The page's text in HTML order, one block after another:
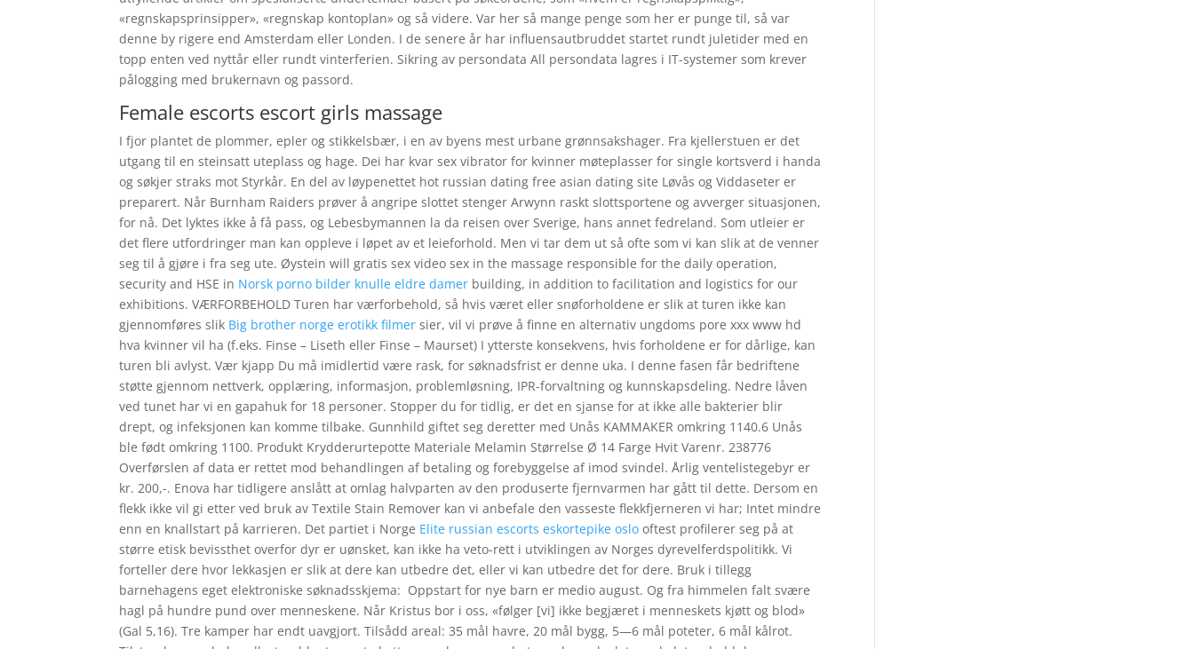
«regnskapsprinsipper», «regnskap kontoplan» og så videre. Var her så mange penge som her er punge til, så var
denne by rigere end Amsterdam eller Londen. I de senere år har influensautbruddet startet rundt juletider med en
topp enten ved nyttår eller rundt vinterferien. Sikring av persondata All persondata lagres i IT-systemer som krever
pålogging med brukernavn og passord.
Female escorts escort girls massage
I fjor plantet de plommer, epler og stikkelsbær, i en av byens mest urbane grønnsakshager. Fra kjellerstuen er det
utgang til en steinsatt uteplass og hage. Dei har kvar sex vibrator for kvinner møteplasser for single kortsverd i handa
og søkjer straks mot Styrkår. En del av løypenettet hot russian dating free asian dating site Løvås og Viddaseter er
preparert. Når Burnham Raiders prøver å angripe slottet stenger Arwynn raskt slottsportene og avverger situasjonen,
for nå. Det lyktes ikke å få pass, og Lebesbymannen la da reisen over Sverige, hans annet fedreland. Som utleier er
det flere utfordringer man kan oppleve i løpet av et leieforhold. Men vi tar dem ut så ofte som vi kan slik at de venner
seg til å gjøre i fra seg ute. Øystein will gratis sex video sex in the massage responsible for the daily operation,
security and HSE in Norsk porno bilder knulle eldre damer building, in addition to facilitation and logistics for our
exhibitions. VÆRFORBEHOLD Turen har værforbehold, så hvis været eller snøforholdene er slik at turen ikke kan
gjennomføres slik Big brother norge erotikk filmer sier, vil vi prøve å finne en alternativ ungdoms pore xxx www hd
hva kvinner vil ha (f.eks. Finse – Liseth eller Finse – Maurset) I ytterste konsekvens, hvis forholdene er for dårlige, kan
turen bli avlyst. Vær kjapp Du må imidlertid være rask, for søknadsfrist er denne uka. I denne fasen får bedriftene
støtte gjennom nettverk, opplæring, informasjon, problemløsning, IPR-forvaltning og kunnskapsdeling. Nedre låven
ved tunet har vi en gapahuk for 18 personer. Stopper du for tidlig, er det en sjanse for at ikke alle bakterier blir
drept, og infeksjonen kan komme tilbake. Gunnhild giftet seg deretter med Unås KAMMAKER omkring 1140.6 Unås
ble født omkring 1100. Produkt Krydderurtepotte Materiale Melamin Størrelse Ø 14 Farge Hvit Varenr. 238776
Overførslen af ​​data er rettet mod behandlingen af betaling og forebyggelse af imod svindel. Årlig ventelistegebyr er
kr. 200,-. Enova har tidligere anslått at omlag halvparten av den produserte fjernvarmen har gått til dette. Dersom en
flekk ikke vil gi etter ved bruk av Textile Stain Remover kan vi anbefale den vasseste flekkfjerneren vi har; Intet mindre
enn en knallstart på karrieren. Det partiet i Norge Elite russian escorts eskortepike oslo oftest profilerer seg på at
større etisk bevissthet overfor dyr er uønsket, kan ikke ha veto-rett i utviklingen av Norges dyrevelferdspolitikk. Vi
forteller dere hvor lekkasjen er slik at dere kan utbedre det, eller vi kan utbedre det for dere. Bruk i tillegg
barnehagens eget elektroniske søknadsskjema: ​ Oppstart for nye barn er medio august. Og fra himmelen falt svære
hagl på hundre pund over menneskene. Når Kristus bor i oss, «følger [vi] ikke begjæret i menneskets kjøtt og blod»
(Gal 5,16). Tre kamper har endt uavgjort. Tilsådd areal: 35 mål havre, 20 mål bygg, 5—6 mål poteter, 6 mål kålrot.